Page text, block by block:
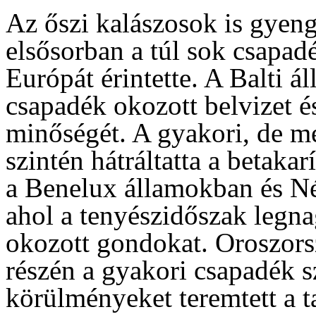
Az őszi kalászosok is
elsősorban a túl sok
Európát érintette. A Balti
csapadék okozott belvizet
minőségét. A gyakori, de
szintén hátráltatta a
a Benelux államokban és
ahol a tenyészidőszak
okozott gondokat.
részén a gyakori csapadék
körülményeket teremtett a